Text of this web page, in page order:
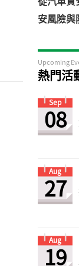
安風險
Upcoming
熱門活
Sep
08
Aug
27
Aug
19